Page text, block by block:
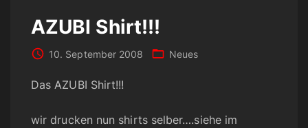
AZUBI Shirt!!!
10. September 2008 Neues
Das AZUBI Shirt!!!
wir drucken nun shirts selber….siehe im